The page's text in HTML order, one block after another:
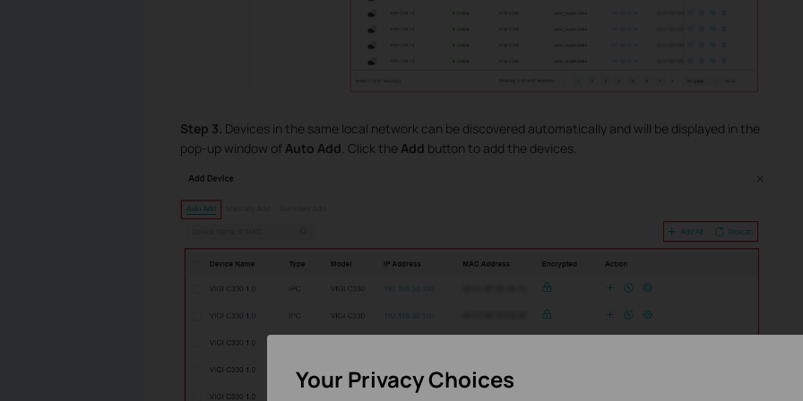
Step 3. Devices in the same local network can be discovered automatically and will be displayed in the
pop-up window of Auto Add. Click the Add button to add the devices.
Your Privacy Choices